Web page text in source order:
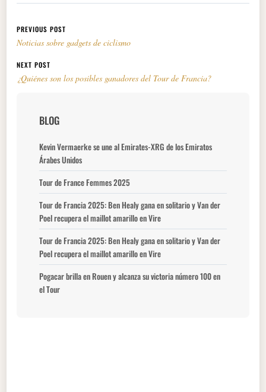
Navegación de entradas
PREVIOUS POST
Noticias sobre gadgets de ciclismo
NEXT POST
¿Quiénes son los posibles ganadores del Tour de Francia?
BLOG
Kevin Vermaerke se une al Emirates-XRG de los Emiratos
Árabes Unidos
Tour de France Femmes 2025
Tour de Francia 2025: Ben Healy gana en solitario y Van der
Poel recupera el maillot amarillo en Vire
Tour de Francia 2025: Ben Healy gana en solitario y Van der
Poel recupera el maillot amarillo en Vire
Pogacar brilla en Rouen y alcanza su victoria número 100 en
el Tour